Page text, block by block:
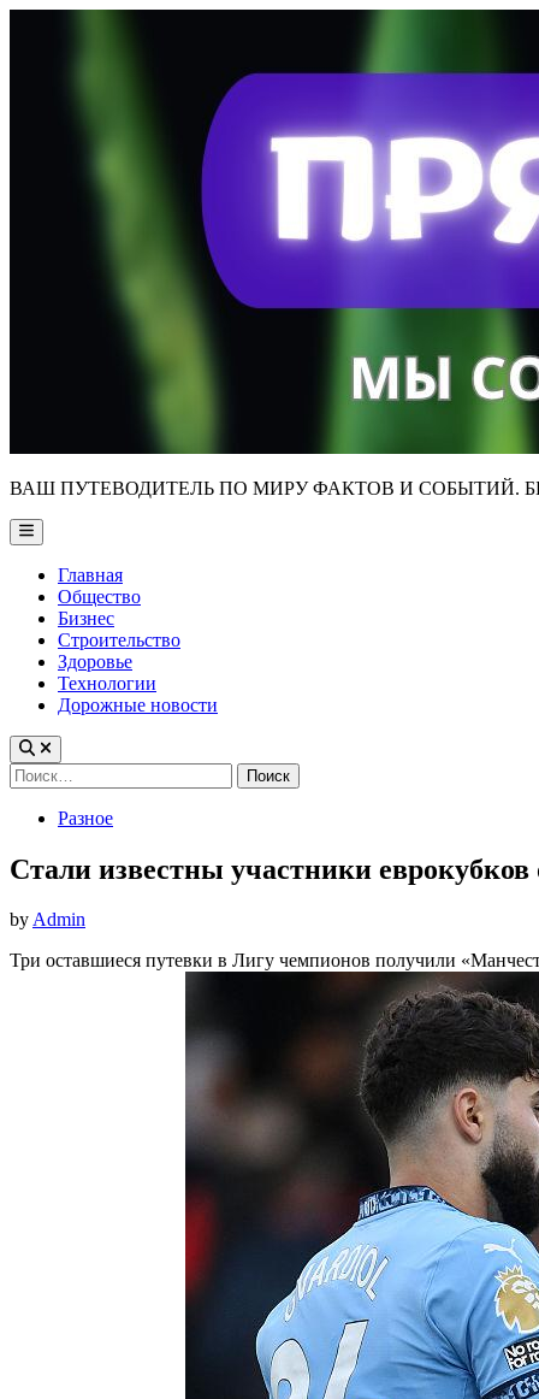
ВАШ ПУТЕВОДИТЕЛЬ ПО МИРУ ФАКТОВ И СОБЫТИЙ.
Main
Menu
Главная
Общество
Бизнес
Строительство
Здоровье
Технологии
Дорожные новости
Найти:
PostedРазное
Стали известны участники
byAdmin
Три оставшиеся путевки в Лигу чемпионов получили